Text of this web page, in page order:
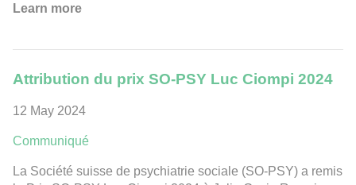
Learn more
Attribution du prix SO-PSY Luc Ciompi 2024
12 May 2024
Communiqué
La Société suisse de psychiatrie sociale (SO-PSY) a remis